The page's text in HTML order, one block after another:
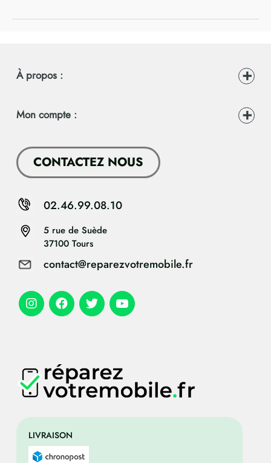
LIVRAISON
À propos :
Mon compte :
CONTACTEZ NOUS
5 rue de Suède
37100 Tours
contact@reparezvotremobile.fr
02.46.99.08.10